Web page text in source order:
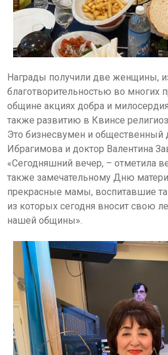
Награды получили две женщины,
благотворительностью во многих
общине акциях добра и
также развитию в Квинсе
Это бизнесвумен и общественный
Ибрагимова и доктор Валентина
«Сегодняшний вечер, – отметила
также замечательному Дню
прекрасные мамы, воспитавшие
из которых сегодня вносит свою
нашей общины».